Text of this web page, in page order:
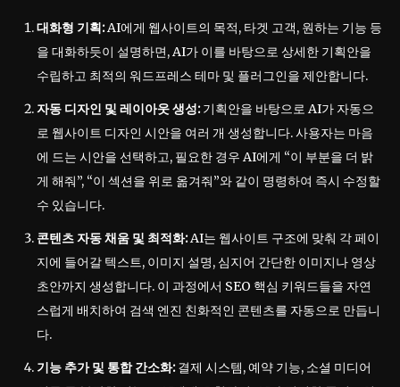
대화형 기획:AI에게 웹사이트의 목적, 타겟 고객, 원하는 기능 등
을 대화하듯이 설명하면, AI가 이를 바탕으로 상세한 기획안을
수립하고 최적의 워드프레스 테마 및 플러그인을 제안합니다.
자동 디자인 및 레이아웃 생성:기획안을 바탕으로 AI가 자동으
로 웹사이트 디자인 시안을 여러 개 생성합니다. 사용자는 마음
에 드는 시안을 선택하고, 필요한 경우 AI에게 “이 부분을 더 밝
게 해줘”, “이 섹션을 위로 옮겨줘”와 같이 명령하여 즉시 수정할
수 있습니다.
콘텐츠 자동 채움 및 최적화:AI는 웹사이트 구조에 맞춰 각 페이
지에 들어갈 텍스트, 이미지 설명, 심지어 간단한 이미지나 영상
초안까지 생성합니다. 이 과정에서 SEO 핵심 키워드들을 자연
스럽게 배치하여 검색 엔진 친화적인 콘텐츠를 자동으로 만듭니
다.
기능 추가 및 통합 간소화:결제 시스템, 예약 기능, 소셜 미디어